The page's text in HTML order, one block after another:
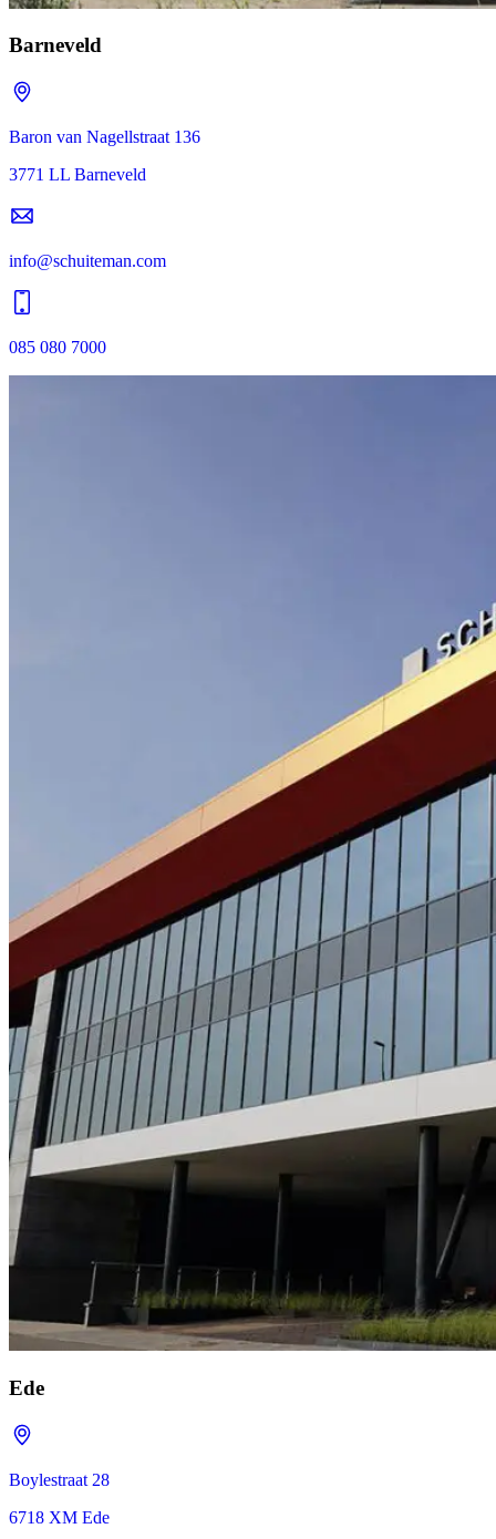
Barneveld
Baron van Nagellstraat 136
3771 LL Barneveld
info@schuiteman.com
085 080 7000
Ede
Boylestraat 28
6718 XM Ede